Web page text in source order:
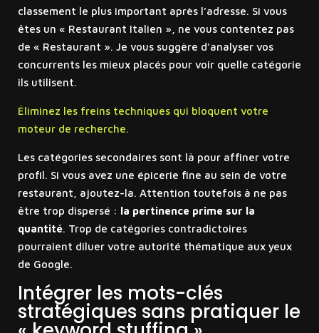
classement le plus important après l’adresse. Si vous
êtes un « Restaurant Italien », ne vous contentez pas
de « Restaurant ». Je vous suggère d’analyser vos
concurrents les mieux placés pour voir quelle catégorie
ils utilisent.
Éliminez les freins techniques qui bloquent votre
moteur de recherche.
Les catégories secondaires sont là pour affiner votre
profil. Si vous avez une épicerie fine au sein de votre
restaurant, ajoutez-la. Attention toutefois à ne pas
être trop dispersé : la pertinence prime sur la
quantité. Trop de catégories contradictoires
pourraient diluer votre autorité thématique aux yeux
de Google.
Intégrer les mots-clés
stratégiques sans pratiquer le